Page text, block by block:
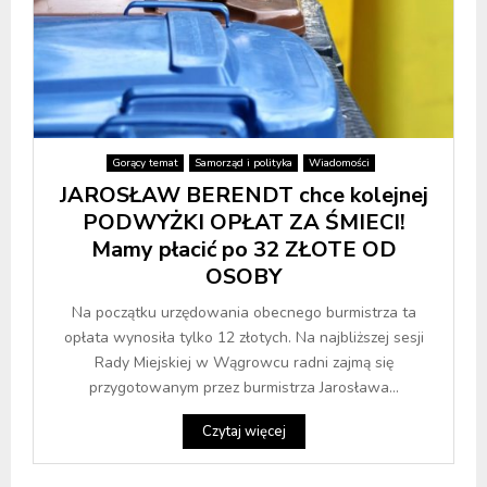
Gorący temat Samorząd i polityka Wiadomości
JAROSŁAW BERENDT chce kolejnej
PODWYŻKI OPŁAT ZA ŚMIECI!
Mamy płacić po 32 ZŁOTE OD
OSOBY
Na początku urzędowania obecnego burmistrza ta
opłata wynosiła tylko 12 złotych. Na najbliższej sesji
Rady Miejskiej w Wągrowcu radni zajmą się
przygotowanym przez burmistrza Jarosława...
Czytaj więcej